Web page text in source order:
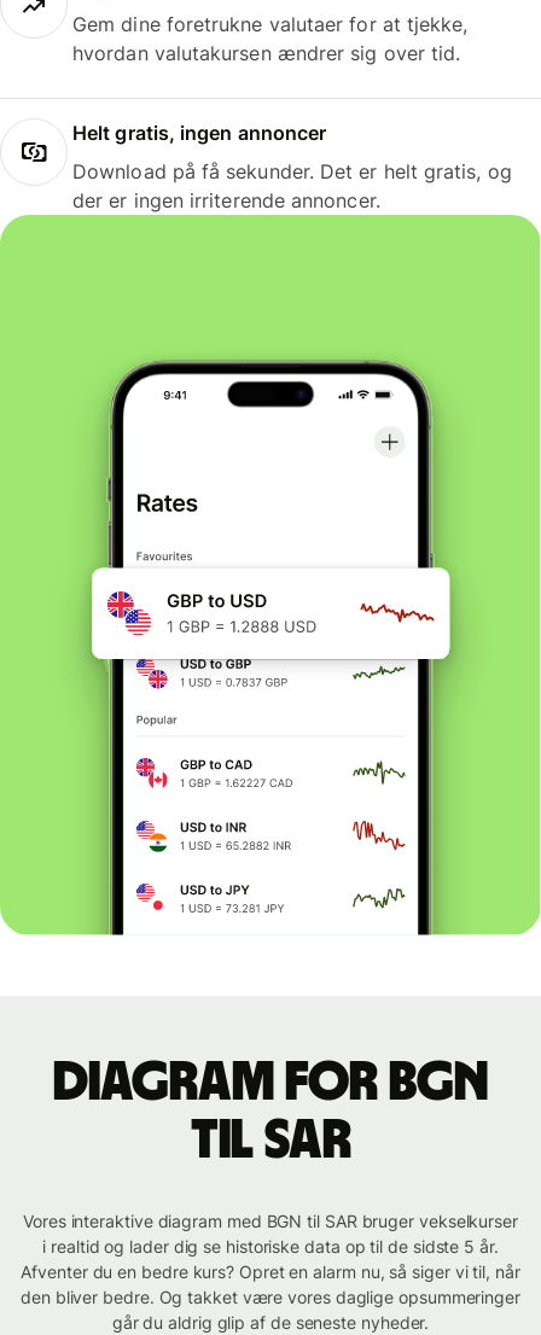
Gem dine foretrukne valutaer for at tjekke,
hvordan valutakursen ændrer sig over tid.
Helt gratis, ingen annoncer
Download på få sekunder. Det er helt gratis, og
der er ingen irriterende annoncer.
Diagram for BGN
til SAR
Vores interaktive diagram med BGN til SAR bruger vekselkurser
i realtid og lader dig se historiske data op til de sidste 5 år.
Afventer du en bedre kurs? Opret en alarm nu, så siger vi til, når
den bliver bedre. Og takket være vores daglige opsummeringer
går du aldrig glip af de seneste nyheder.